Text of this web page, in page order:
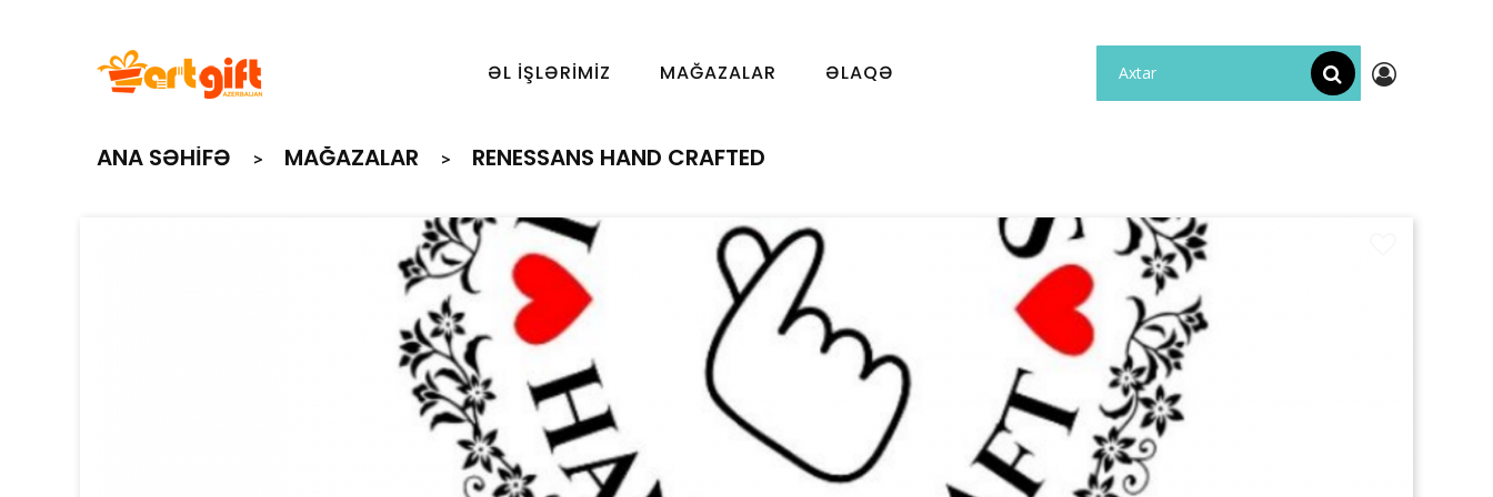
ƏL İŞLƏRIMIZ MAĞAZALAR ƏLAQƏ
ANA SƏHIFƏ MAĞAZALAR RENESSANS HAND CRAFTED